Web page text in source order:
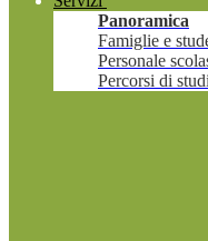
Panoramica
Famiglie e
Personale
Percorsi di